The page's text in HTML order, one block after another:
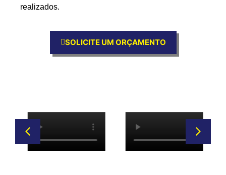
realizados.
SOLICITE UM ORÇAMENTO